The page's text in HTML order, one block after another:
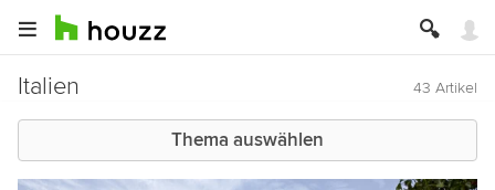
Italien 43 Artikel
Thema auswählen